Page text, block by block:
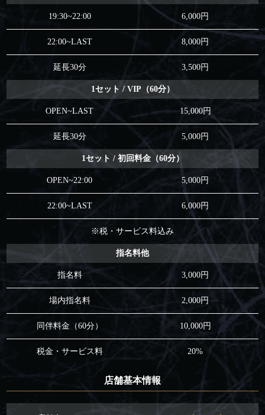
19:30~22:00 6,000円
22:00~LAST 8,000円
延長30分 3,500円
1セット / VIP（60分）
OPEN~LAST 15,000円
延長30分 5,000円
1セット / 初回料金（60分）
OPEN~22:00 5,000円
22:00~LAST 6,000円
※税・サービス料込み
指名料他
指名料 3,000円
場内指名料 2,000円
同伴料金（60分） 10,000円
税金・サービス料 20%
店舗基本情報